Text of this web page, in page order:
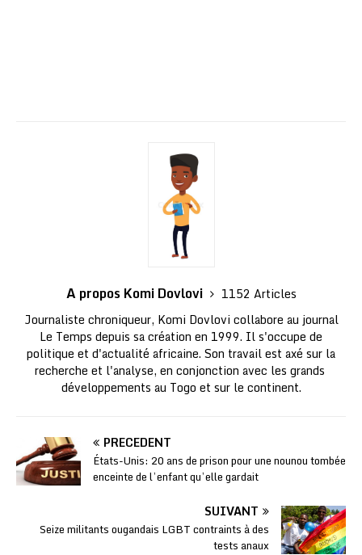
A propos Komi Dovlovi
1152 Articles
Journaliste chroniqueur, Komi Dovlovi collabore au journal
Le Temps depuis sa création en 1999. Il s'occupe de
politique et d'actualité africaine. Son travail est axé sur la
recherche et l'analyse, en conjonction avec les grands
développements au Togo et sur le continent.
PRÉCÉDENT
États-Unis: 20 ans de prison pour une nounou tombée
enceinte de l’enfant qu’elle gardait
SUIVANT
Seize militants ougandais LGBT contraints à des
tests anaux